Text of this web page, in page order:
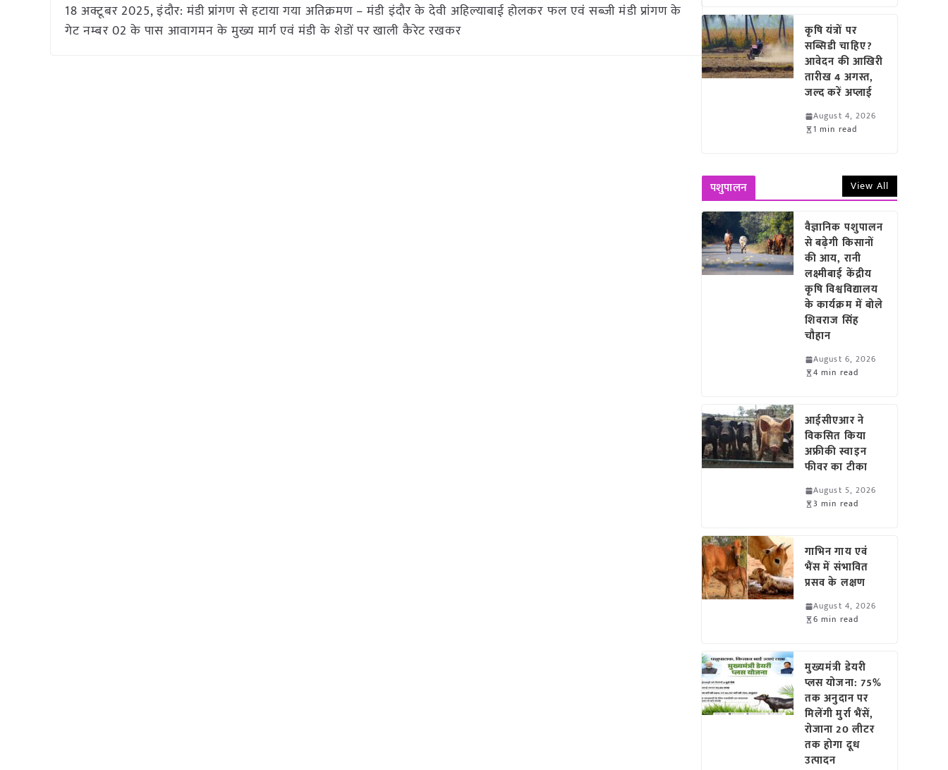
18 अक्टूबर 2025, इंदौर: मंडी प्रांगण से हटाया गया अतिक्रमण – मंडी इंदौर के देवी अहिल्याबाई होलकर फल एवं सब्जी मंडी प्रांगण के
गेट नम्बर 02 के पास आवागमन के मुख्य मार्ग एवं मंडी के शेडों पर खाली कैरेट रखकर
कृषि यंत्रों पर
सब्सिडी चाहिए?
आवेदन की आखिरी
तारीख 4 अगस्त,
जल्द करें अप्लाई
August 4, 2026
1 min read
पशुपालन View All
वैज्ञानिक पशुपालन
से बढ़ेगी किसानों
की आय, रानी
लक्ष्मीबाई केंद्रीय
कृषि विश्वविद्यालय
के कार्यक्रम में बोले
शिवराज सिंह
चौहान
August 6, 2026
4 min read
आईसीएआर ने
विकसित किया
अफ्रीकी स्वाइन
फीवर का टीका
August 5, 2026
3 min read
गाभिन गाय एवं
भैंस में संभावित
प्रसव के लक्षण
August 4, 2026
6 min read
मुख्यमंत्री डेयरी
प्लस योजना: 75%
तक अनुदान पर
मिलेंगी मुर्रा भैंसें,
रोजाना 20 लीटर
तक होगा दूध
उत्पादन